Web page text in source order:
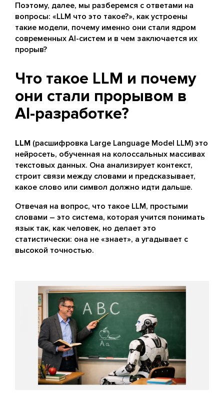
Поэтому, далее, мы разберемся с ответами на
вопросы: «LLM что это такое?», как устроены
такие модели, почему именно они стали ядром
современных AI-систем и в чем заключается их
прорыв?
Что такое LLM и почему
они стали прорывом в
AI-разработке?
LLM (расшифровка Large Language Model LLM) это
нейросеть, обученная на колоссальных массивах
текстовых данных. Она анализирует контекст,
строит связи между словами и предсказывает,
какое слово или символ должно идти дальше.
Отвечая на вопрос, что такое LLM, простыми
словами – это система, которая учится понимать
язык так, как человек, но делает это
статистически: она не «знает», а угадывает с
высокой точностью.